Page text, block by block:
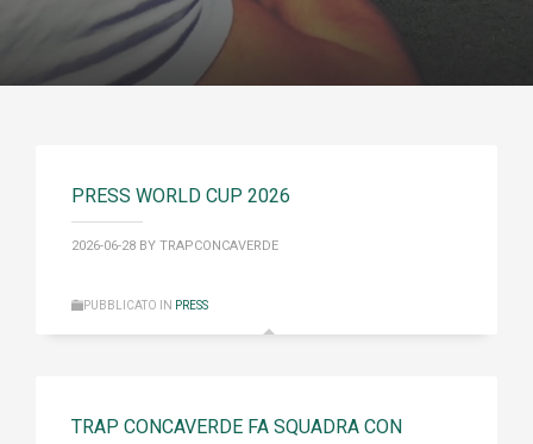
PRESS WORLD CUP 2026
2026-06-28 BY TRAPCONCAVERDE
PUBBLICATO IN PRESS
TRAP CONCAVERDE FA SQUADRA CON